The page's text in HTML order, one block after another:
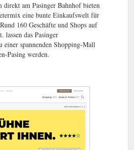
direkt am Pasinger Bahnhof bieten
eine bunte Einkaufswelt für
160 Geschäfte und Shops auf
lassen das Pasinger
einer spannenden Shopping-Mall
Pasing werden.